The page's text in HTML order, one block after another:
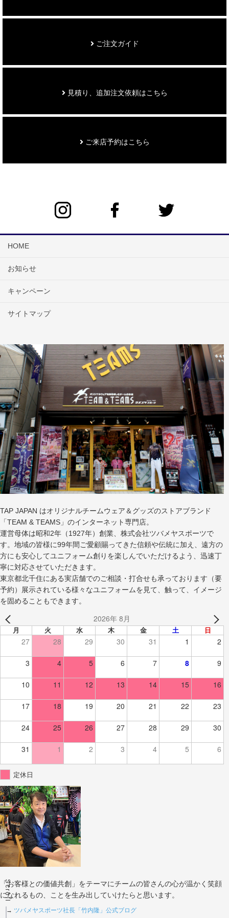
Scroll
ご注文ガイド
見積り、追加注文依頼はこちら
ご来店予約はこちら
HOME
お知らせ
キャンペーン
サイトマップ
TAP JAPAN はオリジナルチームウェア＆グッズのストアブランド
「TEAM & TEAMS」のインターネット専門店。
運営母体は昭和2年（1927年）創業、株式会社ツバメヤスポーツで
す。地域の皆様に99年間ご愛顧賜ってきた信頼や伝統に加え、遠方の
方にも安心してユニフォーム創りを楽しんでいただけるよう、迅速丁
寧に対応させていただきます。
東京都北千住にある実店舗でのご相談・打合せも承っております（要
予約）展示されている様々なユニフォームを見て、触って、イメージ
を固めることもできます。
2026年 8月
月 火 水 木 金 土 日
27 28 29 30 31 1 2
3 4 5 6 7 8 9
10 11 12 13 14 15 16
17 18 19 20 21 22 23
24 25 26 27 28 29 30
31 1 2 3 4 5 6
定休日
「お客様との価値共創」をテーマにチームの皆さんの心が温かく笑顔
になれるもの、ことを生み出していけたらと思います。
→ ツバメヤスポーツ社長「竹内隆」公式ブログ